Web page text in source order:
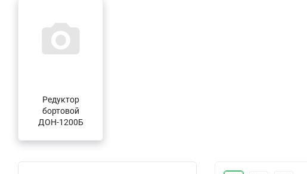
Редуктор
бортовой
ДОН-1200Б